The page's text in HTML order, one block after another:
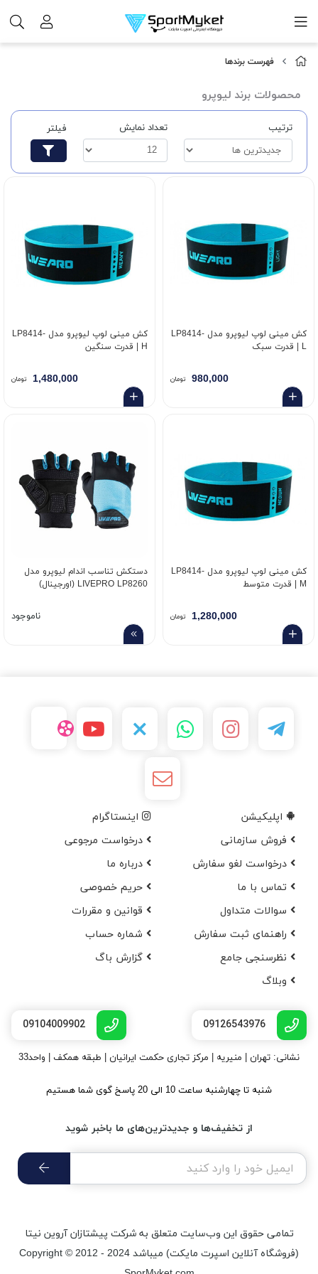
فهرست برندها
محصولات برند لیوپرو
ترتیب تعداد نمایش فیلتر
کش مینی لوپ لیوپرو مدل LP8414-
L | قدرت سبک
980,000 تومان
کش مینی لوپ لیوپرو مدل LP8414-
H | قدرت سنگین
1,480,000 تومان
کش مینی لوپ لیوپرو مدل LP8414-
M | قدرت متوسط
1,280,000 تومان
دستکش تناسب اندام لیوپرو مدل
LIVEPRO LP8260 (اورجینال)
ناموجود
اپلیکیشن
اینستاگرام
فروش سازمانی
درخواست مرجوعی
درخواست لغو سفارش
در‌باره ما
تماس با ما
حریم خصوصی
سوالات متداول
قوانین و مقررات
راهنمای ثبت سفارش
شماره حساب
نظرسنجی جامع
گزارش باگ
وبلاگ
09126543976
09104009902
نشانی: تهران | منیریه | مرکز تجاری حکمت ایرانیان | طبقه همکف | واحد33
شنبه تا چهارشنبه ساعت 10 الی 20 پاسخ گوی شما هستیم
از تخفیف‌ها و جدیدترین‌های ما باخبر شوید
تمامی حقوق اين وب‌سايت متعلق به شرکت پیشتازان آروین نیتا
(فروشگاه آنلاین اسپرت مایکت) میباشد Copyright © 2012 - 2024